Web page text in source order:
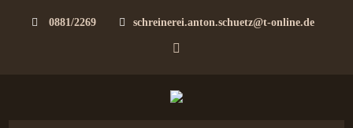
0881/2269 schreinerei.anton.schuetz@t-online.de